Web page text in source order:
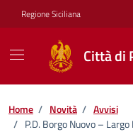
Vai ai contenuti
Vai al footer
Regione Siciliana
Città di
Home / Novità / Avvisi
/ P.D. Borgo Nuovo –